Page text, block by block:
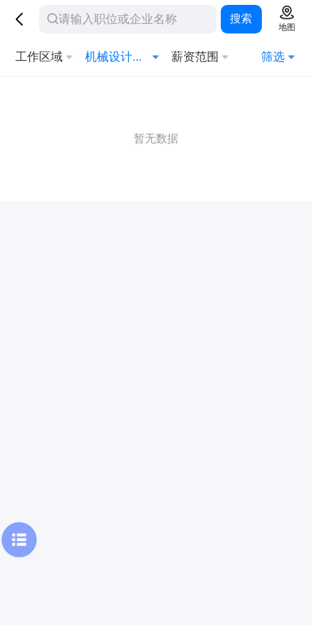
搜索
地图
工作区域 机械设计与制造 薪资范围 筛选
暂无数据